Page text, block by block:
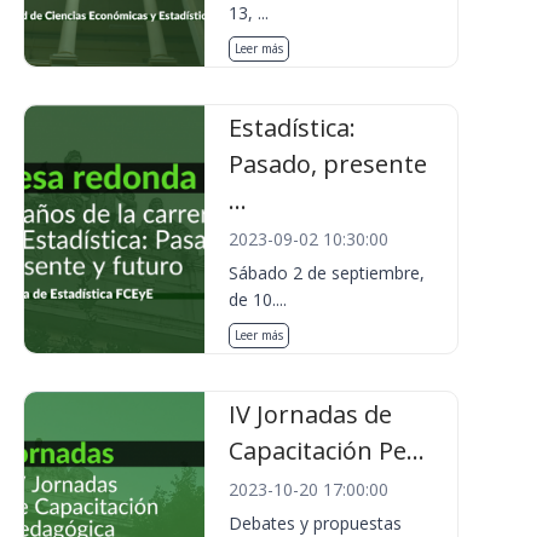
13, ...
Leer más
Estadística:
Pasado, presente
...
2023-09-02 10:30:00
Sábado 2 de septiembre,
de 10....
Leer más
IV Jornadas de
Capacitación Pe...
2023-10-20 17:00:00
Debates y propuestas